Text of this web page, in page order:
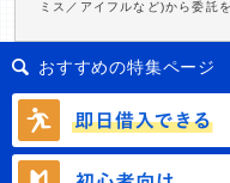
ミス／アイフルなど)から委託
おすすめの特集ページ